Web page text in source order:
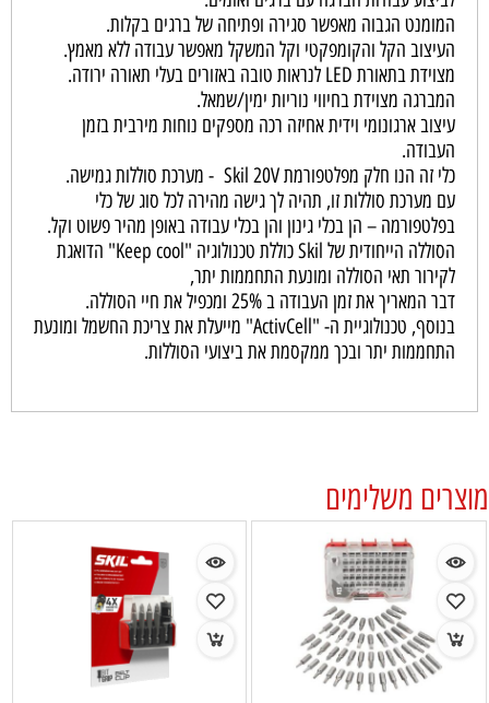
המומנט הגבוה מאפשר סגירה ופתיחה של ברגים בקלות.
העיצוב הקל והקומפקטי וקל המשקל מאפשר עבודה ללא מאמץ.
מצוידת בתאורת LED לנראות טובה באזורים בעלי תאורה ירודה.
המברגה מצוידת בחיווי נוריות ימין/שמאל.
עיצוב ארגונומי וידית אחיזה רכה מספקים נוחות מירבית בזמן
העבודה.
כלי זה הנו חלק מפלטפורמת Skil 20V - מערכת סוללות גמישה.
עם מערכת סוללות זו, תהיה לך גישה מהירה לכל סוג של כלי
בפלטפורמה – הן בכלי גינון והן בכלי עבודה באופן מהיר פשוט וקל.
הסוללה הייחודית של Skil כוללת טכנולוגיה "Keep cool" הדואגת
לקירור תאי הסוללה ומונעת התחממות יתר,
דבר המאריך את זמן העבודה ב 25% ומכפיל את חיי הסוללה.
בנוסף, טכנולוגיית ה- "ActivCell" מייעלת את צריכת החשמל ומונעת
התחממות יתר ובכך ממקסמת את ביצועי הסוללות.
מוצרים משלימים